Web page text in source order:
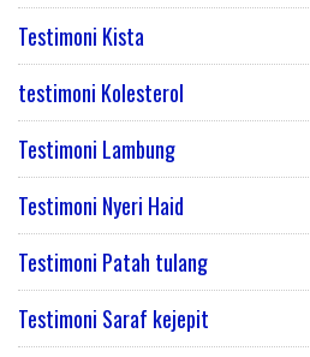
Testimoni Kista
testimoni Kolesterol
Testimoni Lambung
Testimoni Nyeri Haid
Testimoni Patah tulang
Testimoni Saraf kejepit